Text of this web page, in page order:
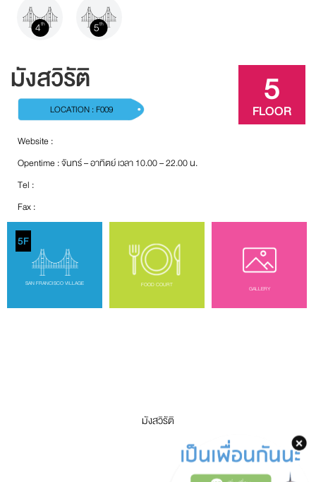
4th 5th
5
FLOOR
มังสวิรัติ
LOCATION : F009
Website :
Opentime : จันทร์ – อาทิตย์ เวลา 10.00 – 22.00 น.
Tel :
Fax :
5F
SAN FRANCISCO VILLAGE FOOD COURT GALLERY
มังสวิรัติ